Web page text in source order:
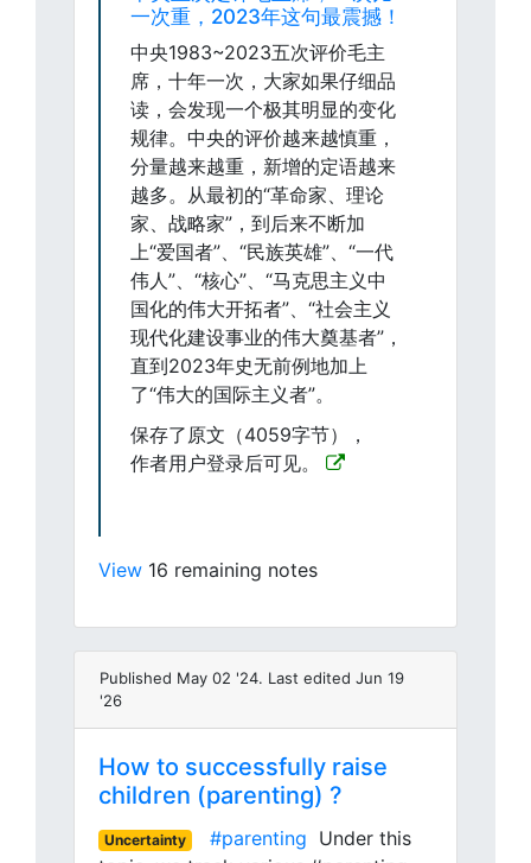
一次重，2023年这句最震撼！
中央1983~2023五次评价毛主
席，十年一次，大家如果仔细品
读，会发现一个极其明显的变化
规律。中央的评价越来越慎重，
分量越来越重，新增的定语越来
越多。从最初的“革命家、理论
家、战略家”，到后来不断加
上“爱国者”、“民族英雄”、“一代
伟人”、“核心”、“马克思主义中
国化的伟大开拓者”、“社会主义
现代化建设事业的伟大奠基者”，
直到2023年史无前例地加上
了“伟大的国际主义者”。
保存了原文（4059字节），
作者用户登录后可见。
View 16 remaining notes
Published May 02 '24. Last edited Jun 19
'26
How to successfully raise
children (parenting) ?
Uncertainty #parenting Under this